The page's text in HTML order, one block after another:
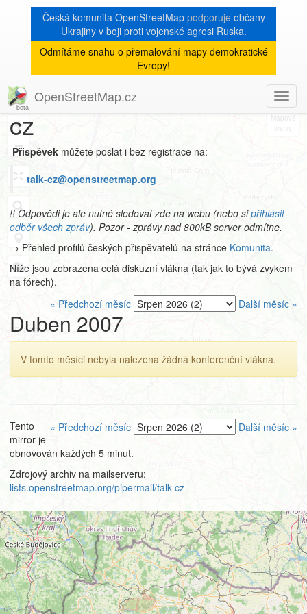
Česká komunita OpenStreetMap podporujeobčany
Ukrajiny v boji proti vojenské agresi Ruska.
Odmítáme snahu o přemalování mapy demokratické
Evropy!
OpenStreetMap.cz
8
+
−
Archiv
mailové konference talk-
cz
Přispěvek můžete poslat i bez registrace na:
talk-cz@openstreetmap.org
!! Odpovědi je ale nutné sledovat zde na webu (nebo sipřihlásit
odběr všech zpráv). Pozor - zprávy nad 800kB server odmítne.
→ Přehled profilů českých přispěvatelů na stránce Komunita.
Níže jsou zobrazena celá diskuzní vlákna (tak jak to bývá zvykem
na fórech).
« Předchozí měsíc
Další měsíc »
Duben 2007
V tomto měsíci nebyla nalezena žádná konferenční vlákna.
« Předchozí měsíc Další měsíc »
Tento
mirror je
obnovován každých 5 minut.
Zdrojový archiv na mailserveru:
lists.openstreetmap.org/pipermail/talk-cz